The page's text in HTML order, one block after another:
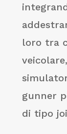
loro tra
gunner
di tipo